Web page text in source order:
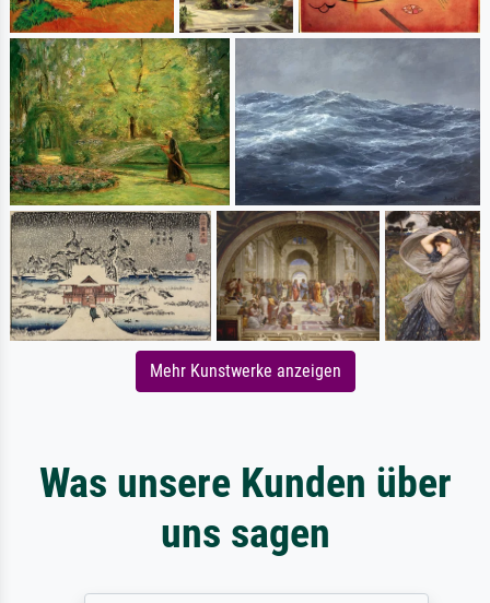
Mehr Kunstwerke anzeigen
Was unsere Kunden über
uns sagen